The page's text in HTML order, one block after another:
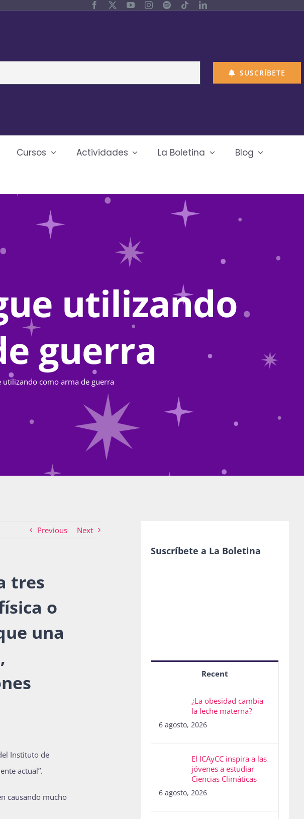
SUSCRÍBETE
Cursos Actividades La Boletina
Blog
utilizando
guerra
utilizando como arma de guerra
Previous Next
tres
o
una
Instituto de
actual”.
causando mucho
Suscríbete a La Boletina
Recent
¿La obesidad cambia
la leche materna?
6 agosto, 2026
El ICAyCC inspira a las
jóvenes a estudiar
Ciencias Climáticas
6 agosto, 2026